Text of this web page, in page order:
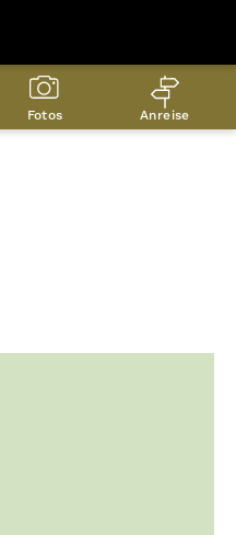
Fotos Anreise